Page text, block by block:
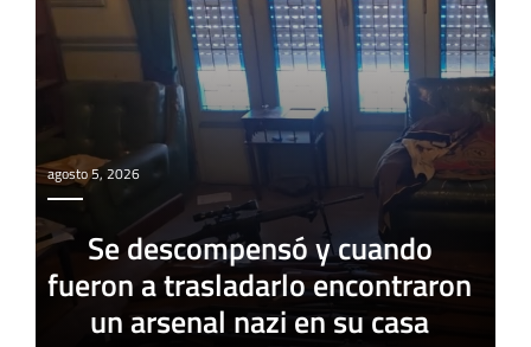
agosto 5, 2026
Se descompensó y cuando
fueron a trasladarlo encontraron
un arsenal nazi en su casa